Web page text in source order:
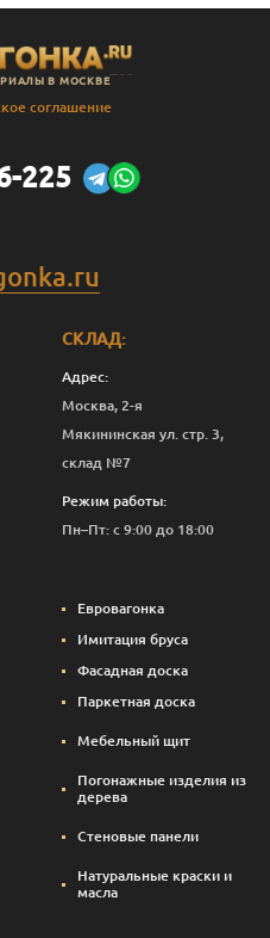
В МОСКВЕ
соглашение
225
СКЛАД:
Адрес:
Москва, 2-я
Мякининская ул. стр. 3,
склад №7
Режим работы:
Пн–Пт: с 9:00 до 18:00
Евровагонка
Имитация бруса
Фасадная доска
Паркетная доска
Мебельный щит
Погонажные изделия из
дерева
Стеновые панели
Натуральные краски и
масла